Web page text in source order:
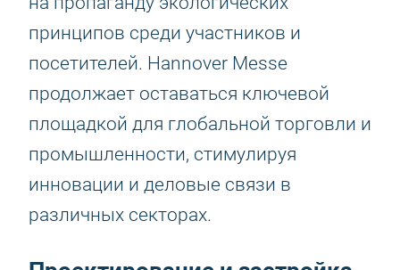
принципов среди участников и
посетителей. Hannover Messe
продолжает оставаться ключевой
площадкой для глобальной торговли и
промышленности, стимулируя
инновации и деловые связи в
различных секторах.